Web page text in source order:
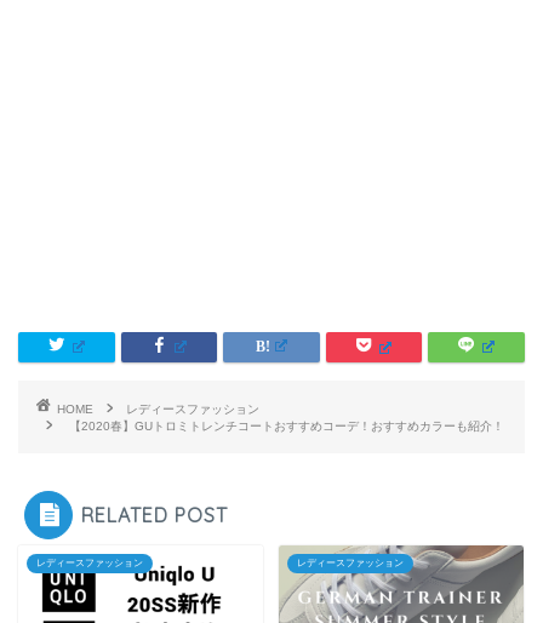
HOME
レディースファッション
【2020春】GUトロミトレンチコートおすすめコーデ！おすすめカラーも紹介！
RELATED POST
レディースファッション レディースファッション